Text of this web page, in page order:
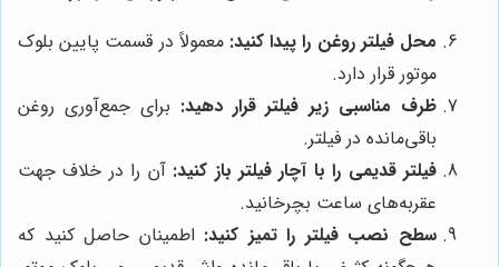
محل فیلتر روغن را پیدا کنید: معمولاً در قسمت پایین بلوک
موتور قرار دارد.
ظرف مناسبی زیر فیلتر قرار دهید: برای جمع‌آوری روغن
باقی‌مانده در فیلتر.
فیلتر قدیمی را با آچار فیلتر باز کنید: آن را در خلاف جهت
عقربه‌های ساعت بچرخانید.
سطح نصب فیلتر را تمیز کنید: اطمینان حاصل کنید که